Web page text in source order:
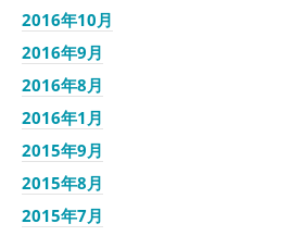
2016年10月
2016年9月
2016年8月
2016年1月
2015年9月
2015年8月
2015年7月